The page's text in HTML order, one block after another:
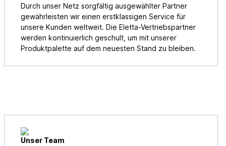
Durch unser Netz sorgfältig ausgewählter Partner
gewährleisten wir einen erstklassigen Service für
unsere Kunden weltweit. Die Eletta-Vertriebspartner
werden kontinuierlich geschult, um mit unserer
Produktpalette auf dem neuesten Stand zu bleiben.
Unser Team